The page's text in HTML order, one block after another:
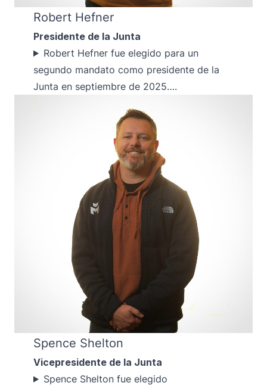
Robert Hefner
Presidente de la Junta
Robert Hefner fue elegido para un
segundo mandato como presidente de la
Junta en septiembre de 2025….
Spence Shelton
Vicepresidente de la Junta
Spence Shelton fue elegido